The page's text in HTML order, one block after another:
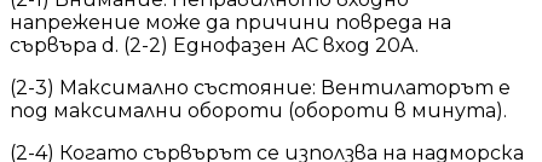
напрежение може да причини повреда на
сървъра d. (2-2) Еднофазен AC вход 20A.
(2-3) Максимално състояние: Вентилаторът е
под максимални обороти (обороти в минута).
(2-4) Когато сървърът се използва на надморска